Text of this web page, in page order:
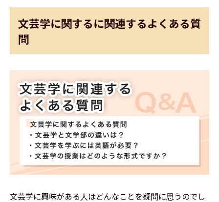
文芸学に関するに関連するよくある質
問
文芸学に興味がある人はどんなことを疑問に思うのでし